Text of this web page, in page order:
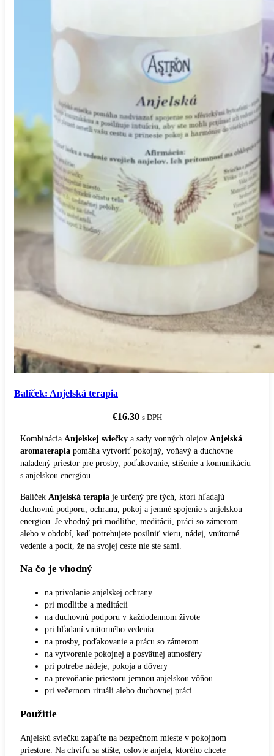
Balíček: Anjelská terapia
€16.30 s DPH
Kombinácia Anjelskej sviečky a sady vonných olejov Anjelská
aromaterapia pomáha vytvoriť pokojný, voňavý a duchovne
naladený priestor pre prosby, poďakovanie, stíšenie a komunikáciu
s anjelskou energiou.
Balíček Anjelská terapia je určený pre tých, ktorí hľadajú
duchovnú podporu, ochranu, pokoj a jemné spojenie s anjelskou
energiou. Je vhodný pri modlitbe, meditácii, práci so zámerom
alebo v období, keď potrebujete posilniť vieru, nádej, vnútorné
vedenie a pocit, že na svojej ceste nie ste sami.
Na čo je vhodný
na privolanie anjelskej ochrany
pri modlitbe a meditácii
na duchovnú podporu v každodennom živote
pri hľadaní vnútorného vedenia
na prosby, poďakovanie a prácu so zámerom
na vytvorenie pokojnej a posvätnej atmosféry
pri potrebe nádeje, pokoja a dôvery
na prevoňanie priestoru jemnou anjelskou vôňou
pri večernom rituáli alebo duchovnej práci
Použitie
Anjelskú sviečku zapáľte na bezpečnom mieste v pokojnom
priestore. Na chvíľu sa stíšte, oslovte anjela, ktorého chcete